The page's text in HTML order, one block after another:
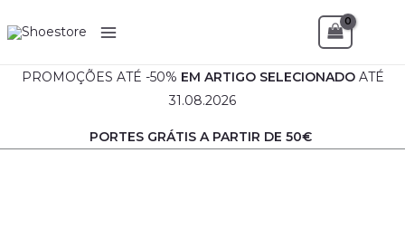
to
PROMOÇÕES ATÉ -50% EM ARTIGO SELECIONADO ATÉ
31.08.2026
PORTES GRÁTIS A PARTIR DE 50€